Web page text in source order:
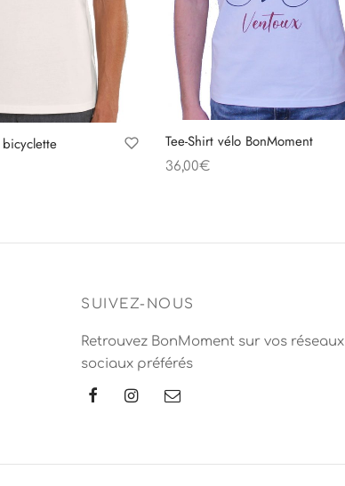
Tee-Shirt vélo BonMoment
36,00€
SUIVEZ-NOUS
Retrouvez BonMoment sur vos réseaux
sociaux préférés